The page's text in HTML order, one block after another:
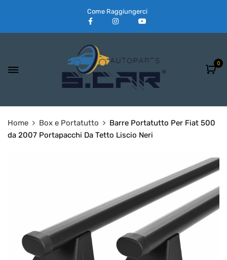
Come Raggiungerci
0
Home Box e Portatutto
Barre Portatutto Per Fiat 500
da 2007 Portapacchi Da Tetto Liscio Neri